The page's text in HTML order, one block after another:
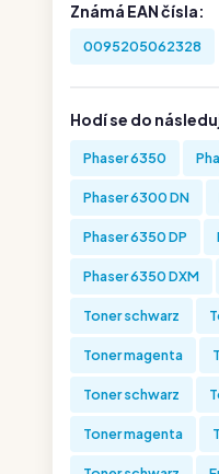
Známá EAN čísla:
0095205062328
Hodí se do
Phaser 6350
Phaser 6300 DN
Phaser 6350 DP
Phaser 6350 DXM
Toner schwarz
Toner magenta
Toner schwarz
Toner magenta